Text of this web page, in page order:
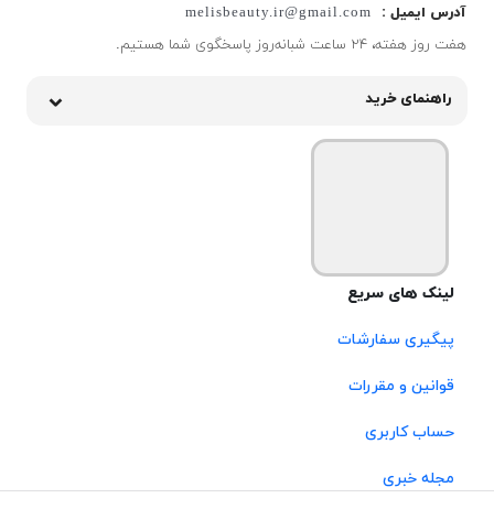
آدرس ایمیل :
melisbeauty.ir@gmail.com
هفت روز هفته، ۲۴ ساعت شبانه‌روز پاسخگوی شما هستیم.
راهنمای خرید
لینک های سریع
پیگیری سفارشات
قوانین و مقررات
حساب کاربری
مجله خبری